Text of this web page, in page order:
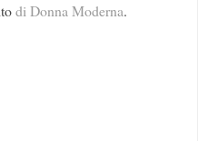
di Donna Moderna.